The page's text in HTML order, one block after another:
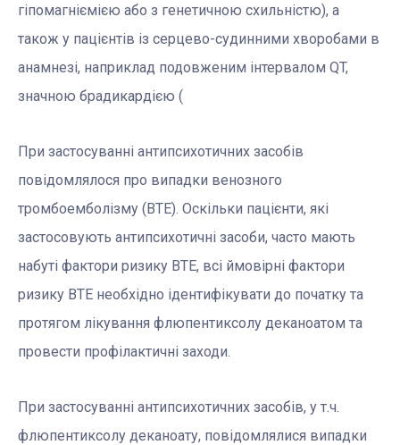
гіпомагніємією або з генетичною схильністю), а
також у пацієнтів із серцево-судинними хворобами в
анамнезі, наприклад подовженим інтервалом QT,
значною брадикардією (
При застосуванні антипсихотичних засобів
повідомлялося про випадки венозного
тромбоемболізму (ВТЕ). Оскільки пацієнти, які
застосовують антипсихотичні засоби, часто мають
набуті фактори ризику ВТЕ, всі ймовірні фактори
ризику ВТЕ необхідно ідентифікувати до початку та
протягом лікування флюпентиксолу деканоатом та
провести профілактичні заходи.
При застосуванні антипсихотичних засобів, у т.ч.
флюпентиксолу деканоату, повідомлялися випадки